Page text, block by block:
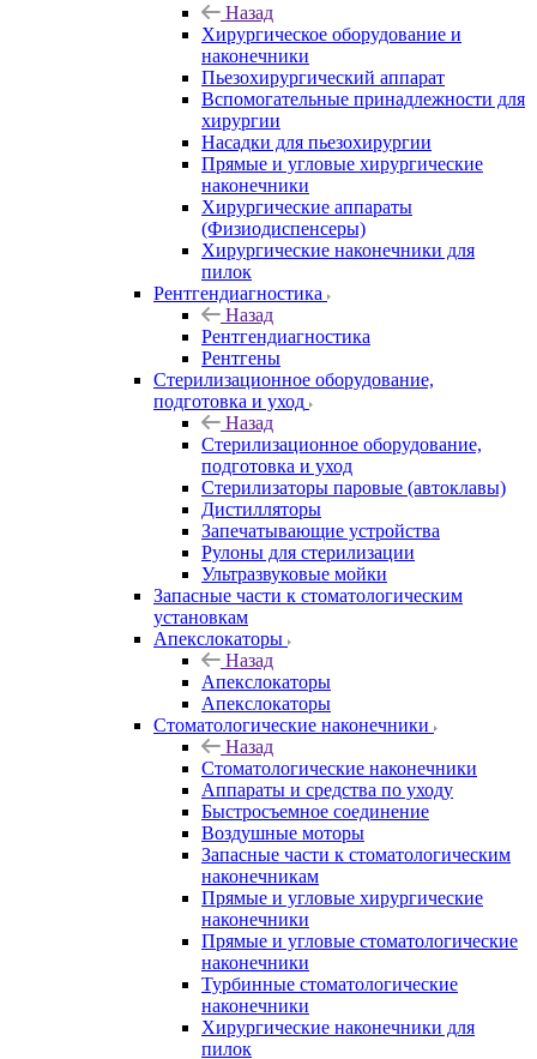
Назад
Хирургическое оборудование и
наконечники
Пьезохирургический аппарат
Вспомогательные принадлежности для
хирургии
Насадки для пьезохирургии
Прямые и угловые хирургические
наконечники
Хирургические аппараты
(Физиодиспенсеры)
Хирургические наконечники для
пилок
Рентгендиагностика
Назад
Рентгендиагностика
Рентгены
Стерилизационное оборудование,
подготовка и уход
Назад
Стерилизационное оборудование,
подготовка и уход
Стерилизаторы паровые (автоклавы)
Дистилляторы
Запечатывающие устройства
Рулоны для стерилизации
Ультразвуковые мойки
Запасные части к стоматологическим
установкам
Апекслокаторы
Назад
Апекслокаторы
Апекслокаторы
Стоматологические наконечники
Назад
Стоматологические наконечники
Аппараты и средства по уходу
Быстросъемное соединение
Воздушные моторы
Запасные части к стоматологическим
наконечникам
Прямые и угловые хирургические
наконечники
Прямые и угловые стоматологические
наконечники
Турбинные стоматологические
наконечники
Хирургические наконечники для
пилок